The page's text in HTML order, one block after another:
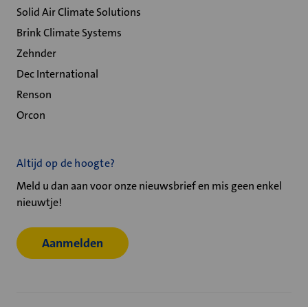
Solid Air Climate Solutions
Brink Climate Systems
Zehnder
Dec International
Renson
Orcon
Altijd op de hoogte?
Meld u dan aan voor onze nieuwsbrief en mis geen enkel
nieuwtje!
Aanmelden